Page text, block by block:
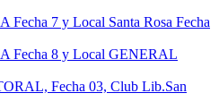
7 y Local Santa Rosa Fecha
Fecha 8 y Local GENERAL
Fecha 03, Club Lib.San